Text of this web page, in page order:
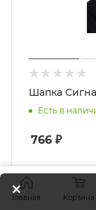
Шапка
Есть в
766 ₽
Главная Корзина